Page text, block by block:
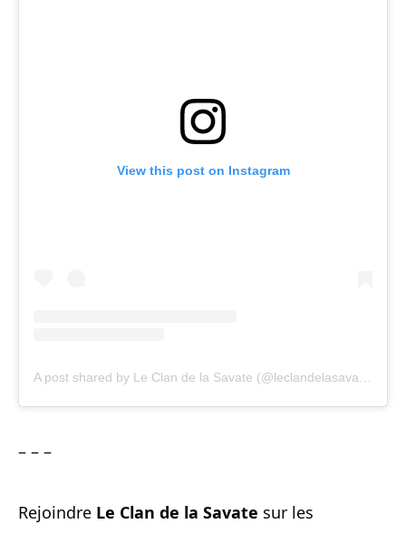
View this post on Instagram
– – –
Rejoindre Le Clan de la Savate sur les